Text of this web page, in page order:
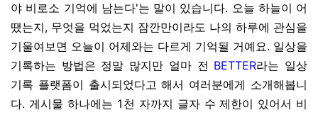
야 비로소 기억에 남는다'는 말이 있습니다. 오늘 하늘이 어
땠는지, 무엇을 먹었는지 잠깐만이라도 나의 하루에 관심을
기울여보면 오늘이 어제와는 다르게 기억될 거예요. 일상을
기록하는 방법은 정말 많지만 얼마 전 BETTER라는 일상
기록 플랫폼이 출시되었다고 해서 여러분에게 소개해봅니
다. 게시물 하나에는 1천 자까지 글자 수 제한이 있어서 비